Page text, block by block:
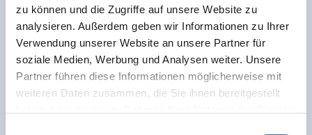
zu können und die Zugriffe auf unsere Website zu
analysieren. Außerdem geben wir Informationen zu Ihrer
Verwendung unserer Website an unsere Partner für
soziale Medien, Werbung und Analysen weiter. Unsere
Partner führen diese Informationen möglicherweise mit
weiteren Daten zusammen, die Sie ihnen bereitgestellt